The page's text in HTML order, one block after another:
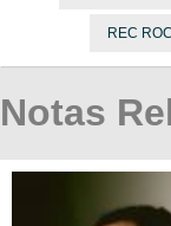
REC
Notas